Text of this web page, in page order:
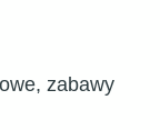
zabawy